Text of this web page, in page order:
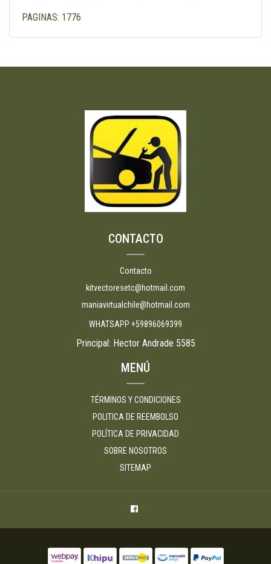
PAGINAS: 1776
CONTACTO
Contacto
kitvectoresetc@hotmail.com
maniavirtualchile@hotmail.com
WHATSAPP +59896069399
Principal: Hector Andrade 5585
MENÚ
TÉRMINOS Y CONDICIONES
POLITICA DE REEMBOLSO
POLÍTICA DE PRIVACIDAD
SOBRE NOSOTROS
SITEMAP